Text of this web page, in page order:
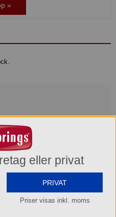
»
pages/contact
eller privat
PRIVAT
Priser visas inkl. moms